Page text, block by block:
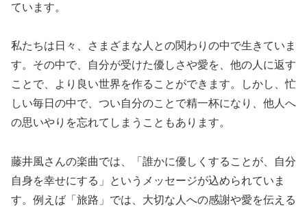
ています。
私たちは日々、さまざまな人との関わりの中で生きていま
す。その中で、自分が受けた優しさや愛を、他の人に返す
ことで、より良い世界を作ることができます。しかし、忙
しい毎日の中で、つい自分のことで精一杯になり、他人へ
の思いやりを忘れてしまうこともあります。
藤井風さんの楽曲では、「誰かに優しくすることが、自分
自身を幸せにする」というメッセージが込められていま
す。例えば「旅路」では、大切な人への感謝や愛を伝える